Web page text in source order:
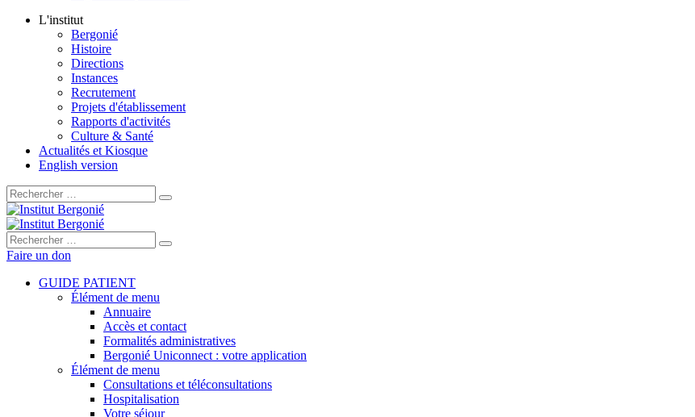
L'institut
Bergonié
Histoire
Directions
Instances
Recrutement
Projets d'établissement
Rapports d'activités
Culture & Santé
Actualités et Kiosque
English version
Rechercher :
Rechercher :
Faire un don
GUIDE PATIENT
Élément de menu
Annuaire
Accès et contact
Formalités administratives
Bergonié Uniconnect : votre application
Élément de menu
Consultations et téléconsultations
Hospitalisation
Votre séjour